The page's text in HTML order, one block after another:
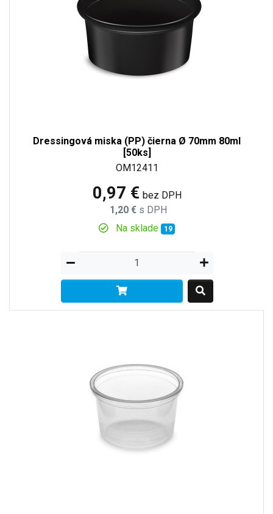
Dressingová miska (PP) čierna Ø 70mm 80ml
[50ks]
OM12411
0,97 € bez DPH
1,20 € s DPH
Na sklade
19